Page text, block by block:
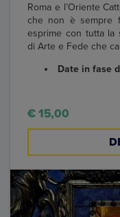
Roma e l’Oriente
che non è sempre
esprime con tutta la
di Arte e Fede che
Date in fase
€ 15,00